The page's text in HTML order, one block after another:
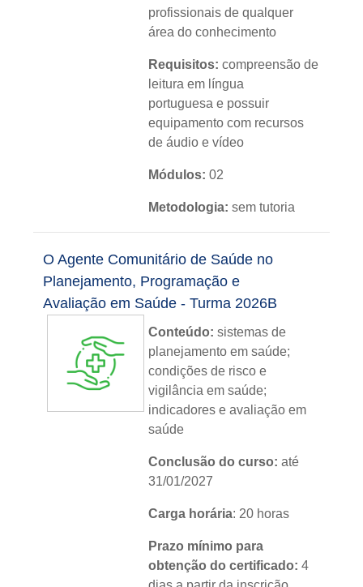
profissionais de qualquer
área do conhecimento
Requisitos: compreensão de
leitura em língua
portuguesa e possuir
equipamento com recursos
de áudio e vídeo
Módulos: 02
Metodologia: sem tutoria
Idioma:português
O Agente Comunitário de Saúde no
Planejamento, Programação e
Avaliação em Saúde - Turma 2026B
Conteúdo:sistemas de
planejamento em saúde;
condições de risco e
vigilância em saúde;
indicadores e avaliação em
saúde
Conclusão do curso: até
31/01/2027
Carga horária: 20 horas
Prazo mínimo para
obtenção do certificado: 4